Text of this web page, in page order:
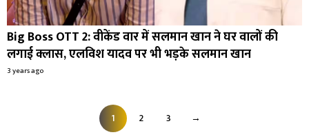
Big Boss OTT 2: वीकेंड वार में सलमान खान ने घर वालों की
लगाई क्लास, एलविश यादव पर भी भड़के सलमान खान
3 years ago
1 2 3 →